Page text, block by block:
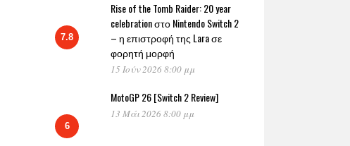
7.8
Rise of the Tomb Raider: 20 year
celebration στο Nintendo Switch 2
– η επιστροφή της Lara σε
φορητή μορφή
15 Ιούν 2026 8:00 μμ
6
MotoGP 26 [Switch 2 Review]
13 Μάι 2026 8:00 μμ